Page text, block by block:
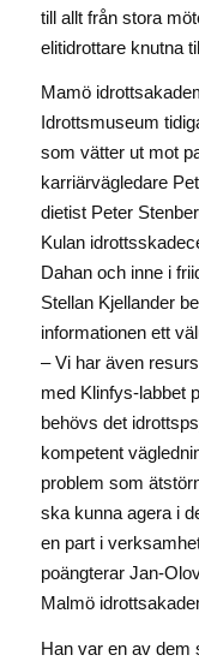
till allt från stora
elitidrottare knutna
Mamö
Idrottsmuseum
som vätter ut mot
karriärvägledare
dietist Peter
Kulan
Dahan och inne i
Stellan Kjellander
informationen ett
– Vi har även
med Klinfys-labbet
behövs det
kompetent
problem som
ska kunna agera i
en part i
poängterar Jan-
Malmö
Han var en av dem